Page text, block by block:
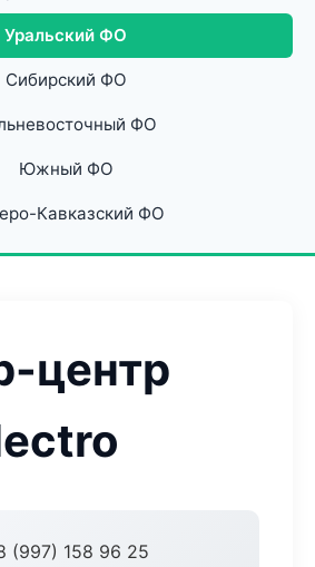
Уральский ФО
Сибирский ФО
ФО
Южный ФО
Кавказский ФО
центр
(997) 158 96 25